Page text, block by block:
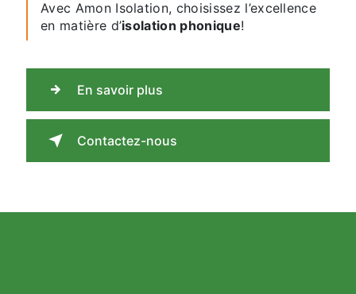
Avec Amon Isolation, choisissez l’excellence
en matière d’isolation phonique!
En savoir plus
Contactez-nous